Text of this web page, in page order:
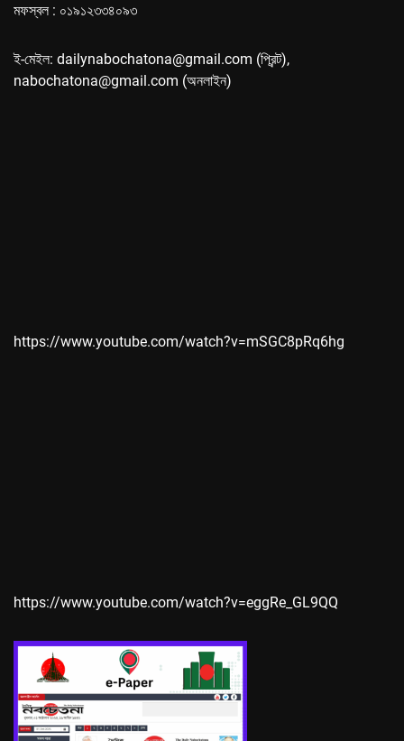
মফস্বল : ০১৯১২৩৩৪০৯৩
ই-মেইল: dailynabochatona@gmail.com (প্রিন্ট),
nabochatona@gmail.com (অনলাইন)
https://www.youtube.com/watch?v=mSGC8pRq6hg
https://www.youtube.com/watch?v=eggRe_GL9QQ